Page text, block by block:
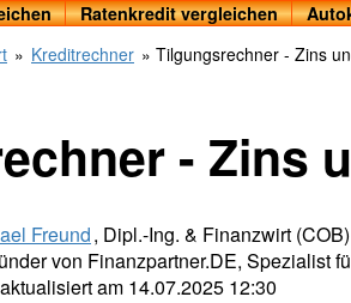
Ratenkredit vergleichen
» Kreditrechner » Tilgungsrechner - Zins
- Zins
Freund, Dipl.-Ing. & Finanzwirt (COB)
von Finanzpartner.DE, Spezialist
am 14.07.2025 12:30